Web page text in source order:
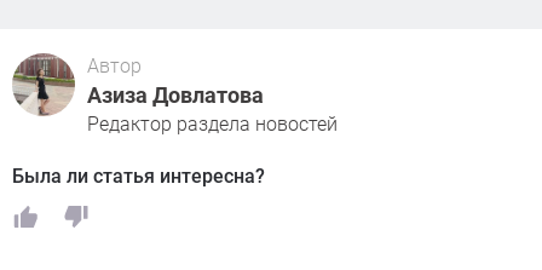
Автор
Азиза Довлатова
Редактор раздела новостей
Была ли статья интересна?